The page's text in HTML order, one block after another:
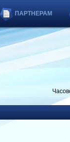
ПАРТНЕРАМ